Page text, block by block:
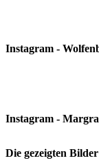
Instagram -
Instagram -
Die gezeigten